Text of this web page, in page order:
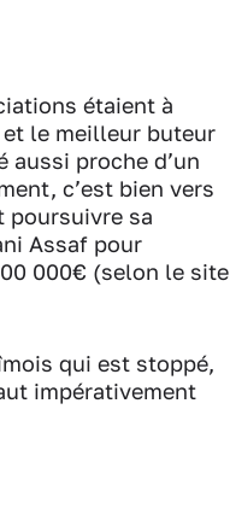
étaient à
le meilleur buteur
aussi proche d’un
c’est bien vers
poursuivre sa
Assaf pour
000€ (selon le site
qui est stoppé,
impérativement